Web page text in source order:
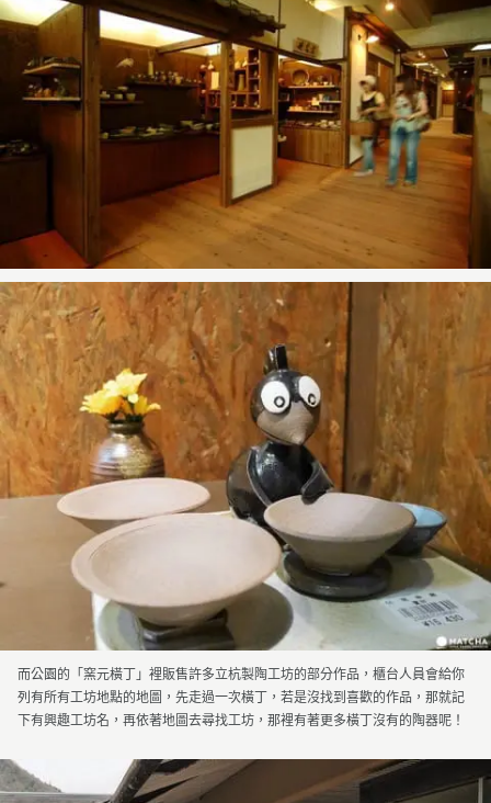
而公園的「窯元橫丁」裡販售許多立杭製陶工坊的部分作品，櫃台人員會給你
列有所有工坊地點的地圖，先走過一次橫丁，若是沒找到喜歡的作品，那就記
下有興趣工坊名，再依著地圖去尋找工坊，那裡有著更多橫丁沒有的陶器呢！